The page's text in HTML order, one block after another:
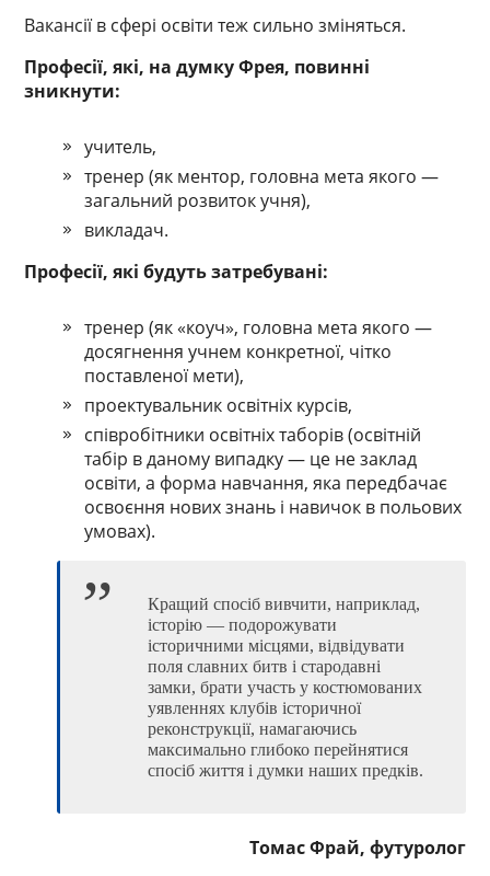
Вакансії в сфері освіти теж сильно зміняться.
Професії, які, на думку Фрея, повинні
зникнути:
учитель,
тренер (як ментор, головна мета якого —
загальний розвиток учня),
викладач.
Професії, які будуть затребувані:
тренер (як «коуч», головна мета якого —
досягнення учнем конкретної, чітко
поставленої мети),
проектувальник освітніх курсів,
співробітники освітніх таборів (освітній
табір в даному випадку — це не заклад
освіти, а форма навчання, яка передбачає
освоєння нових знань і навичок в польових
умовах).
Кращий спосіб вивчити, наприклад,
історію — подорожувати
історичними місцями, відвідувати
поля славних битв і стародавні
замки, брати участь у костюмованих
уявленнях клубів історичної
реконструкції, намагаючись
максимально глибоко перейнятися
спосіб життя і думки наших предків.
Томас Фрай, футуролог